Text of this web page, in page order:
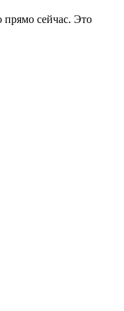
прямо сейчас. Это